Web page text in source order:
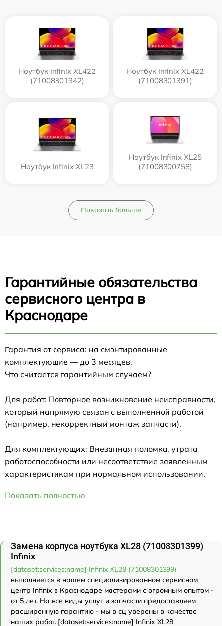
Ноутбук Infinix XL422
(71008301342)
Ноутбук Infinix XL422
(71008301391)
Ноутбук Infinix XL23
Ноутбук Infinix XL25
(71008300758)
Показать больше
Гарантийные обязательства
сервисного центра в
Краснодаре
Гарантия от сервиса: на смонтированные
комплектующие — до 3 месяцев.
Что считается гарантийным случаем?
Для работ: Повторное возникновение неисправности,
который напрямую связан с выполненной работой
(например, некорректный монтаж запчасти).
Для комплектующих: Внезапная поломка, утрата
работоспособности или несоответствие заявленным
характеристикам при нормальном использовании.
Показать полностью
Замена корпуса ноутбука XL28 (71008301399)
Infinix
[dataset:services:name] Infinix XL28 (71008301399)
выполняется в нашем специализированном сервисном
центр Infinix в Краснодаре мастерами с огромным опытом -
от 5 лет. На все виды услуг и запчасти предоставляем
расширенную гарантию - мы в сц уверены в качестве
наших работ. [dataset:services:name] Infinix XL28